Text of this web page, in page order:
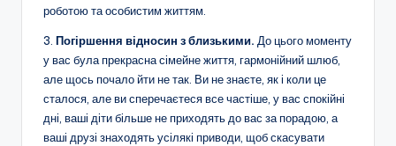
роботою та особистим життям.
3. Погіршення відносин з близькими. До цього моменту
у вас була прекрасна сімейне життя, гармонійний шлюб,
але щось почало йти не так. Ви не знаєте, як і коли це
сталося, але ви сперечаєтеся все частіше, у вас спокійні
дні, ваші діти більше не приходять до вас за порадою, а
ваші друзі знаходять усілякі приводи, щоб скасувати